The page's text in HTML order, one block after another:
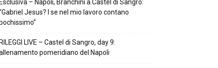
– Napoli, Branchini a Castel di Sangro:
Jesus? I se nel mio lavoro contano
LIVE – Castel di Sangro, day 9:
pomeridiano del Napoli